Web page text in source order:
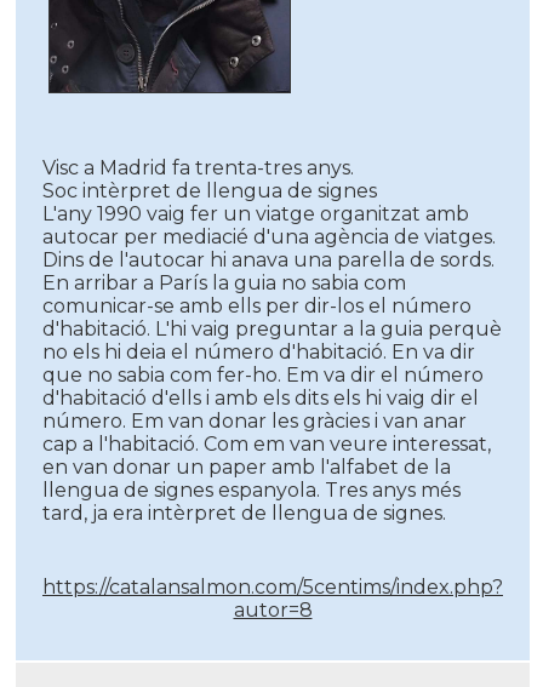
Visc a Madrid fa trenta-tres anys.
Soc intèrpret de llengua de signes
L'any 1990 vaig fer un viatge organitzat amb
autocar per mediacié d'una agència de viatges.
Dins de l'autocar hi anava una parella de sords.
En arribar a París la guia no sabia com
comunicar-se amb ells per dir-los el número
d'habitació. L'hi vaig preguntar a la guia perquè
no els hi deia el número d'habitació. En va dir
que no sabia com fer-ho. Em va dir el número
d'habitació d'ells i amb els dits els hi vaig dir el
número. Em van donar les gràcies i van anar
cap a l'habitació. Com em van veure interessat,
en van donar un paper amb l'alfabet de la
llengua de signes espanyola. Tres anys més
tard, ja era intèrpret de llengua de signes.
https://catalansalmon.com/5centims/index.php?
autor=8